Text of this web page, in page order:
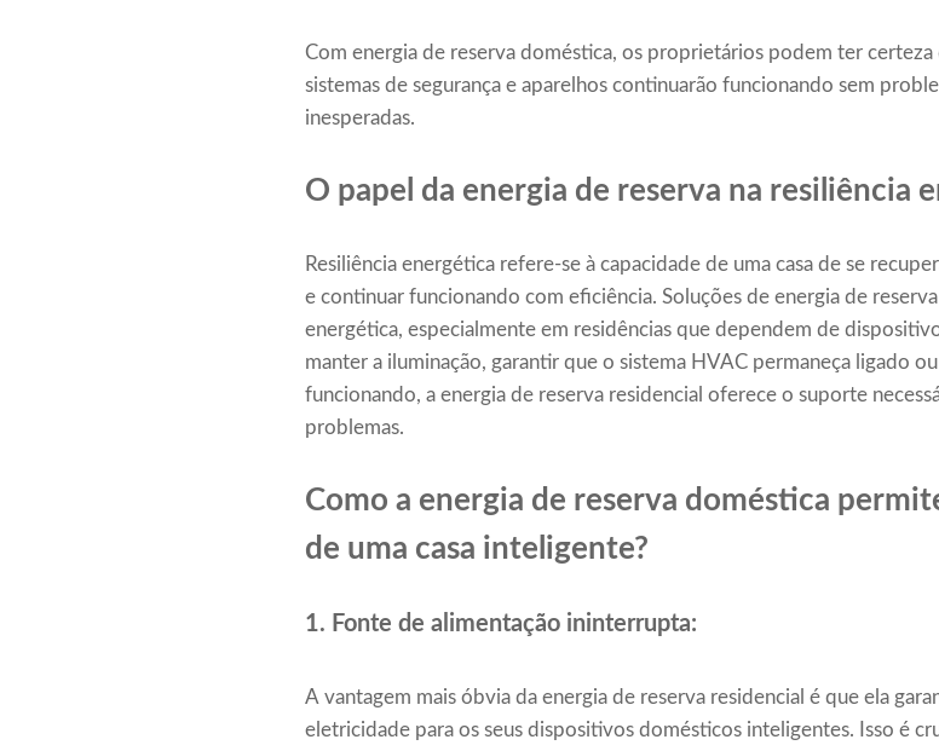
Com energia de reserva doméstica, os proprietários podem ter
sistemas de segurança e aparelhos continuarão funcionando sem
inesperadas.
O papel da energia de reserva na resiliência
Resiliência energética refere-se à capacidade de uma casa de se
e continuar funcionando com eficiência. Soluções de energia de
energética, especialmente em residências que dependem de
manter a iluminação, garantir que o sistema HVAC permaneça ligado
funcionando, a energia de reserva residencial oferece o suporte
problemas.
Como a energia de reserva doméstica
de uma casa inteligente?
1. Fonte de alimentação ininterrupta:
A vantagem mais óbvia da energia de reserva residencial é que ela
eletricidade para os seus dispositivos domésticos inteligentes. Isso é